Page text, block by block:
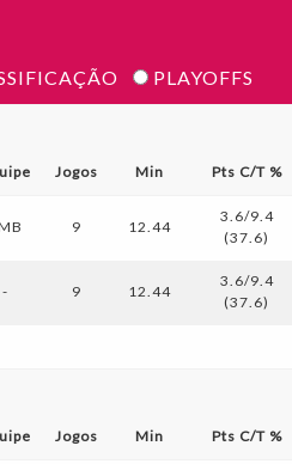
PLAYOFFS
Jogos Min Pts C/T %
9 12.44
3.6/9.4
(37.6)
- 9 12.44
3.6/9.4
(37.6)
Jogos Min Pts C/T %